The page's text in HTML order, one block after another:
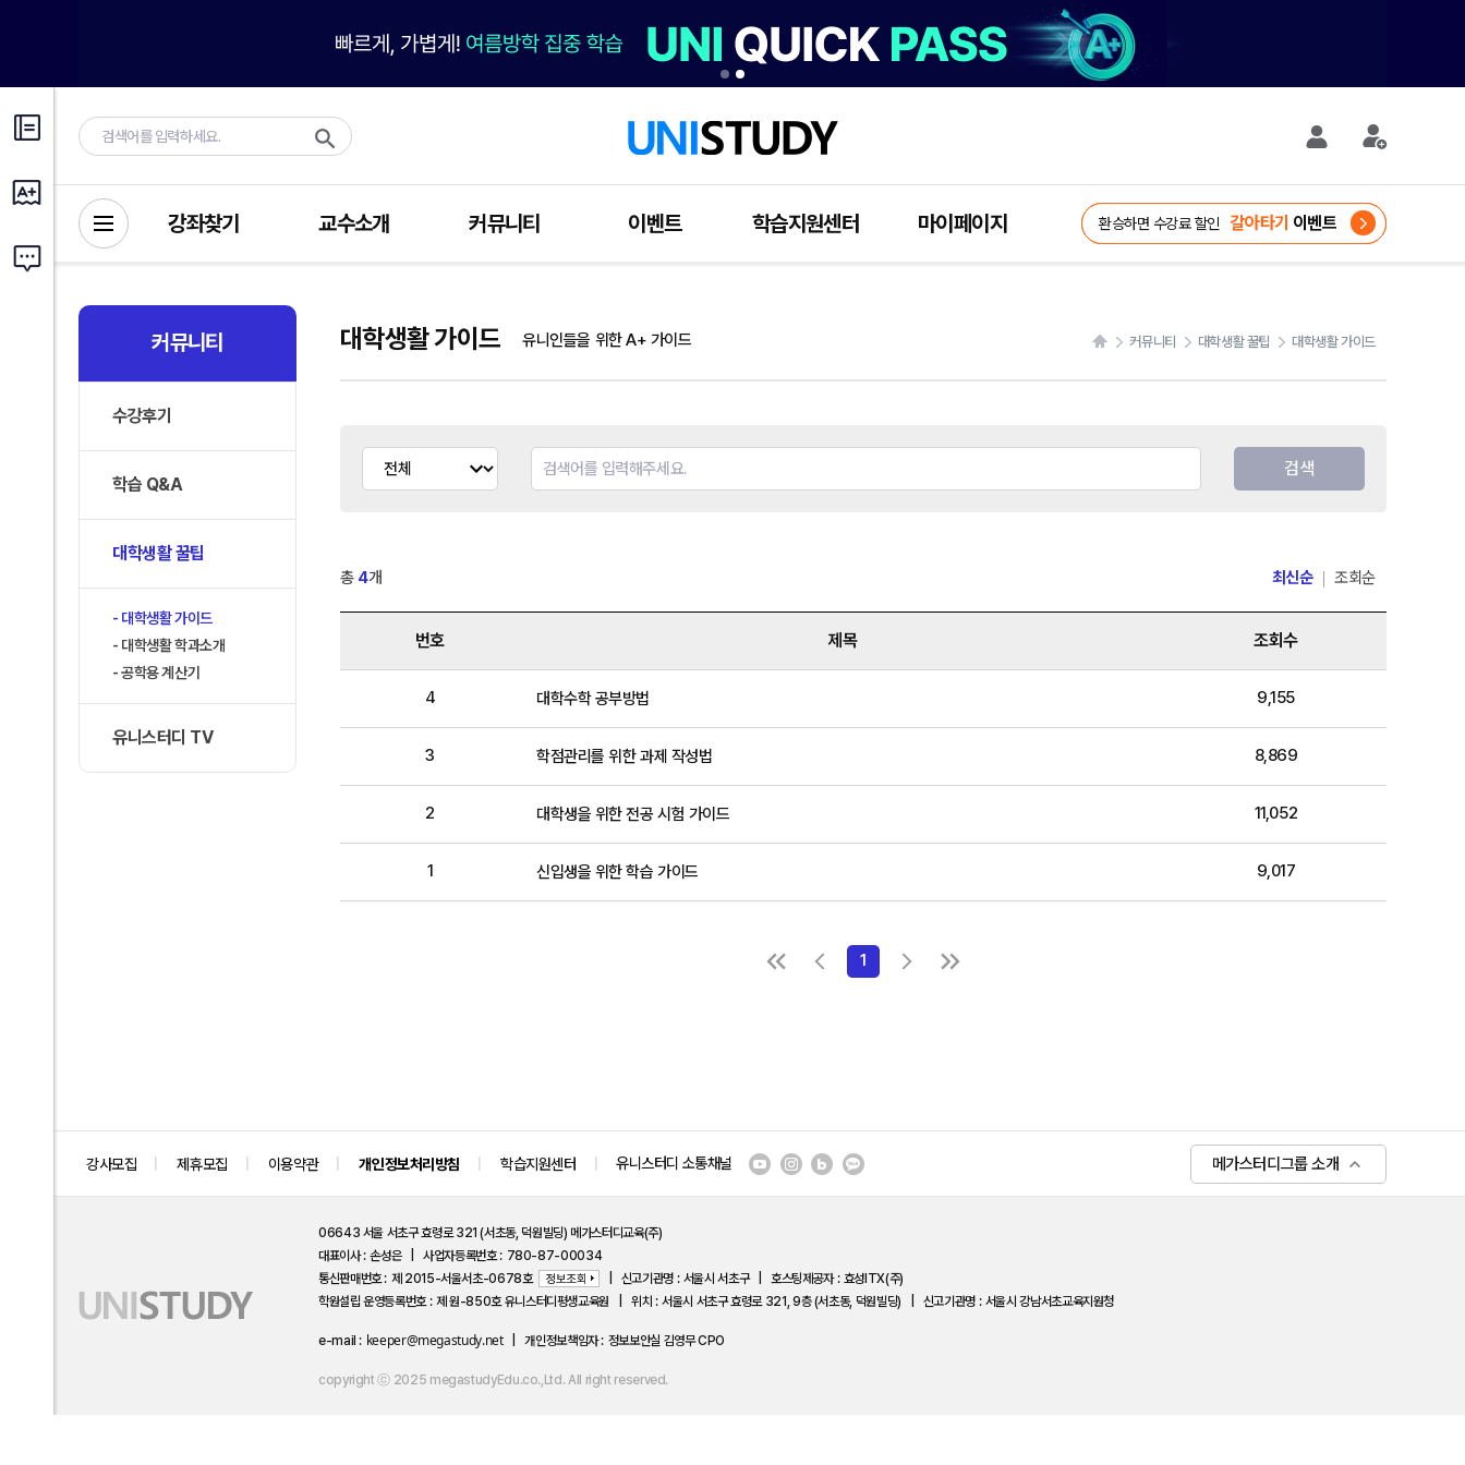
강좌찾기 교수소개 커뮤니티 이벤트 학습지원센터 마이페이지 신규가입혜택 WELCOMEGIFT
여름방학 단기 집중 자격증대비 강좌
8/20 마감 대학 콘텐츠 영상 공모전
환승하면 수강료 할인 갈아타기 이벤트
커뮤니티
수강후기
학습 Q&A
대학생활 꿀팁
대학생활 가이드
대학생활 학과소개
공학용 계산기
유니스터디 TV
대학생활 가이드 유니인들을 위한 A+ 가이드 커뮤니티 대학생활 꿀팁 대학생활 가이드
검색
총 4개 최신순 조회순
번호 제목 조회수
4 대학수학 공부방법 9,155
3 학점관리를 위한 과제 작성법 8,869
2 대학생을 위한 전공 시험 가이드 11,052
1 신입생을 위한 학습 가이드 9,017
1
강사모집 제휴모집 이용약관 개인정보처리방침 학습지원센터 유니스터디 소통채널 메가스터디그룹 소개
06643 서울 서초구 효령로 321 (서초동, 덕원빌딩) 메가스터디교육(주)
대표이사
손성은 사업자등록번호
780-87-00034
통신판매번호
제 2015-서울서초-0678호 신고기관명 서울시 서초구 호스팅제공자
효성ITX(주)
학원설립 운영등록번호
제 원-850호 유니스터디평생교육원 위치 서울시 서초구 효령로 321, 9층 (서초동, 덕원빌딩) 신고기관명 서울시 강남서초교육지원청
e-mail keeper@megastudy.net 개인정보책임자 정보보안실 김영무 CPO
copyright ⓒ 2025 megastudyEdu.co.,Ltd. All right reserved.